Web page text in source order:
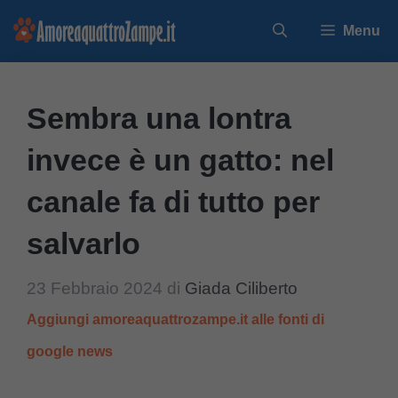
Vai
Menu
Sembra una lontra
invece è un gatto: nel
canale fa di tutto per
salvarlo
23 Febbraio 2024 di Giada Ciliberto
Aggiungi amoreaquattrozampe.it alle fonti di
google news